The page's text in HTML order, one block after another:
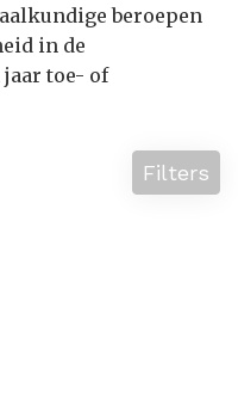
beroepen
in de
toe- of
Filters